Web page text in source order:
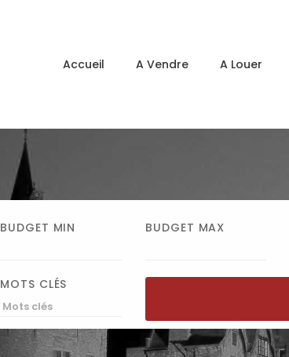
Accueil A Vendre A Louer
BUDGET MIN BUDGET MAX
MOTS CLÉS